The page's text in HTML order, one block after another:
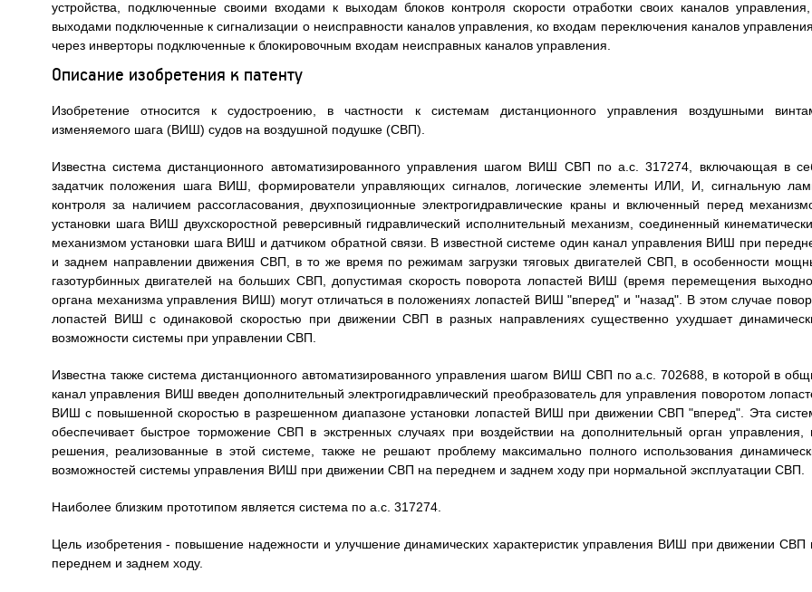
устройства, подключенные своими входами к выходам блоков контроля скорости отработки своих каналов
выходами подключенные к сигнализации о неисправности каналов управления, ко входам переключения каналов
через инверторы подключенные к блокировочным входам неисправных каналов управления.
Описание изобретения к патенту
Изобретение относится к судостроению, в частности к системам дистанционного управления воздушными
изменяемого шага (ВИШ) судов на воздушной подушке (СВП).
Известна система дистанционного автоматизированного управления шагом ВИШ СВП по а.с. 317274, включающая в
задатчик положения шага ВИШ, формирователи управляющих сигналов, логические элементы ИЛИ, И, сигнальную
контроля за наличием рассогласования, двухпозиционные электрогидравлические краны и включенный перед
установки шага ВИШ двухскоростной реверсивный гидравлический исполнительный механизм, соединенный
механизмом установки шага ВИШ и датчиком обратной связи. В известной системе один канал управления ВИШ при
и заднем направлении движения СВП, в то же время по режимам загрузки тяговых двигателей СВП, в особенности
газотурбинных двигателей на больших СВП, допустимая скорость поворота лопастей ВИШ (время перемещения
органа механизма управления ВИШ) могут отличаться в положениях лопастей ВИШ "вперед" и "назад". В этом случае
лопастей ВИШ с одинаковой скоростью при движении СВП в разных направлениях существенно ухудшает
возможности системы при управлении СВП.
Известна также система дистанционного автоматизированного управления шагом ВИШ СВП по а.с. 702688, в которой в
канал управления ВИШ введен дополнительный электрогидравлический преобразователь для управления поворотом
ВИШ с повышенной скоростью в разрешенном диапазоне установки лопастей ВИШ при движении СВП "вперед". Эта
обеспечивает быстрое торможение СВП в экстренных случаях при воздействии на дополнительный орган управления,
решения, реализованные в этой системе, также не решают проблему максимально полного использования
возможностей системы управления ВИШ при движении СВП на переднем и заднем ходу при нормальной эксплуатации СВП.
Наиболее близким прототипом является система по а.с. 317274.
Цель изобретения - повышение надежности и улучшение динамических характеристик управления ВИШ при движении СВП
переднем и заднем ходу.